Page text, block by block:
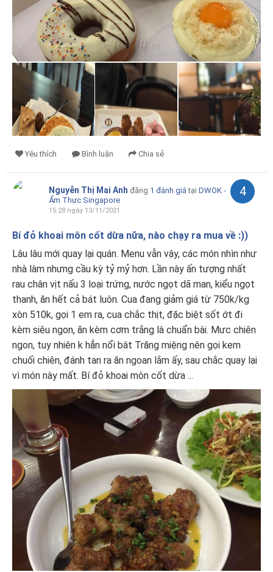
Yêu thích Bình luận Chia sẻ
Nguyễn Thị Mai Anh đăng 1 đánh giá tại DWOK -
Ẩm Thực Singapore
15:28 ngày 13/11/2021
4
Bí đỏ khoai môn cốt dừa nữa, nào chạy ra mua về :))
Lâu lâu mới quay lại quán. Menu vẫn vậy, các món nhìn như
nhà làm nhưng cầu kỳ tỷ mỷ hơn. Lần này ấn tượng nhất
rau chân vịt nấu 3 loại trứng, nước ngọt dã man, kiểu ngọt
thanh, ăn hết cả bát luôn. Cua đang giảm giá từ 750k/kg
xòn 510k, gọi 1 em ra, cua chắc thịt, đặc biệt sốt ớt đi
kèm siêu ngon, ăn kèm cơm trắng là chuẩn bài. Mưc chiên
ngon, tuy nhiên k hẳn nổi bât Trăng miệng nên gọi kem
chuối chiên, đánh tan ra ăn ngoan lắm ấy, sau chắc quay lại
vì món này mất. Bí đỏ khoai môn cốt dừa ...